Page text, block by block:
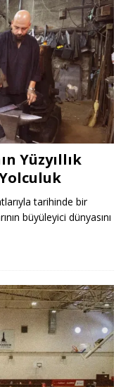
Yüzyıllık
tarihinde bir
büyüleyici dünyasını